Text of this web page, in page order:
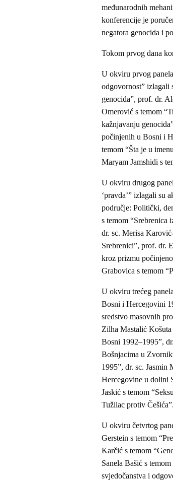
međunarodnih
konferencije je
negatora genocida i
Tokom prvog dana
U okviru prvog
odgovornost” izlagali
genocida”, prof. dr.
Omerović s temom
kažnjavanju
počinjenih u Bosni i
temom “Šta je u
Maryam Jamshidi s
U okviru drugog
‘pravda’” izlagali su
područje: Politički,
s temom “Srebrenica
dr. sc. Merisa
Srebrenici”, prof. dr.
kroz prizmu
Grabovica s temom
U okviru trećeg
Bosni i Hercegovini
sredstvo masovnih
Zilha Mastalić
Bosni 1992–1995”,
Bošnjacima u
1995”, dr. sc. Jasmin
Hercegovine u dolini
Jaskić s temom
Tužilac protiv Češića”.
U okviru četvrtog
Gerstein s temom
Karčić s temom
Sanela Bašić s
svjedočanstva i